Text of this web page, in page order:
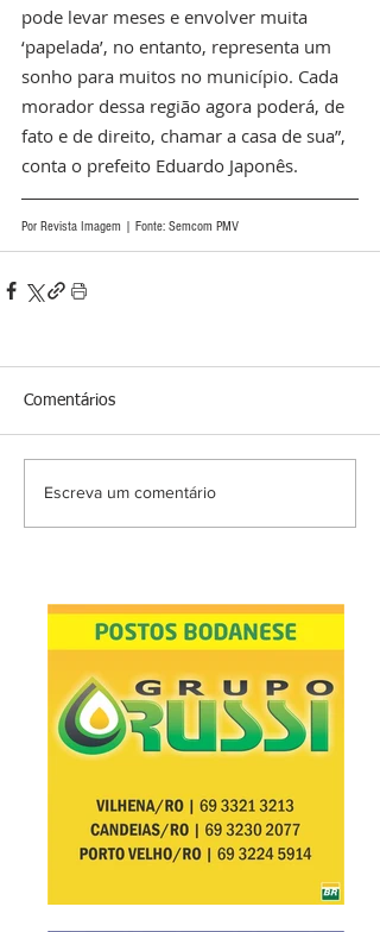
pode levar meses e envolver muita
‘papelada’, no entanto, representa um
sonho para muitos no município. Cada
morador dessa região agora poderá, de
fato e de direito, chamar a casa de sua”,
conta o prefeito Eduardo Japonês.
Por Revista Imagem | Fonte: Semcom PMV
Comentários
Escreva um comentário